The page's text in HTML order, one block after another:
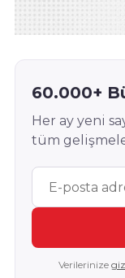
60.000+
Her ay yeni
tüm
Verilerinize